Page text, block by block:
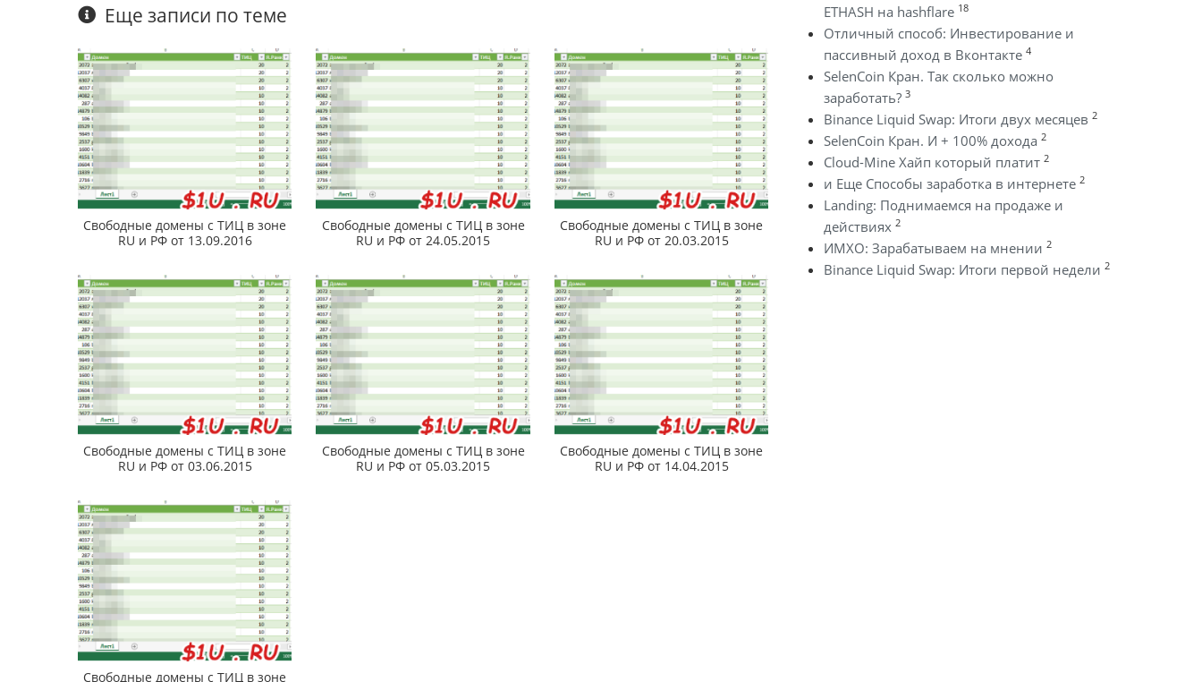
Еще записи по теме
Свободные домены с ТИЦ в зоне
RU и РФ от 13.09.2016
Свободные домены с ТИЦ в зоне
RU и РФ от 24.05.2015
Свободные домены с ТИЦ в зоне
RU и РФ от 20.03.2015
Свободные домены с ТИЦ в зоне
RU и РФ от 03.06.2015
Свободные домены с ТИЦ в зоне
RU и РФ от 05.03.2015
Свободные домены с ТИЦ в зоне
RU и РФ от 14.04.2015
Свободные домены с ТИЦ в зоне
ETHASH на hashflare 18
Отличный способ: Инвестирование и
пассивный доход в Вконтакте 4
SelenCoin Кран. Так сколько можно
заработать? 3
Binance Liquid Swap: Итоги двух месяцев 2
SelenCoin Кран. И + 100% дохода 2
Cloud-Mine Хайп который платит 2
и Еще Способы заработка в интернете 2
Landing: Поднимаемся на продаже и
действиях 2
ИМХО: Зарабатываем на мнении 2
Binance Liquid Swap: Итоги первой недели 2